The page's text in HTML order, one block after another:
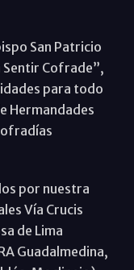
San Patricio
Sentir Cofrade”,
para todo
Hermandades
por nuestra
Vía Crucis
de Lima
Guadalmedina,